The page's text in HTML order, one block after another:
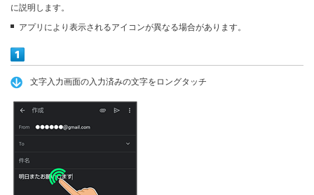
に説明します。
アプリにより表示されるアイコンが異なる場合があります。
文字入力画面の入力済みの文字をロングタッチ